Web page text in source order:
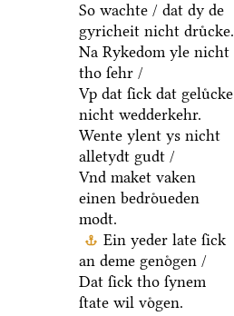
So wachte / dat dy de
gyricheit nicht druͤcke.
Na Rykedom yle nicht
tho ſehr /
Vp dat ſick dat geluͤcke
nicht wedderkehr.
Wente ylent ys nicht
alletydt gudt /
Vnd maket vaken
einen bedroͤueden
modt.
Ein yeder late ſick
an deme genoͤgen /
Dat ſick tho ſynem
ſtate wil voͤgen.